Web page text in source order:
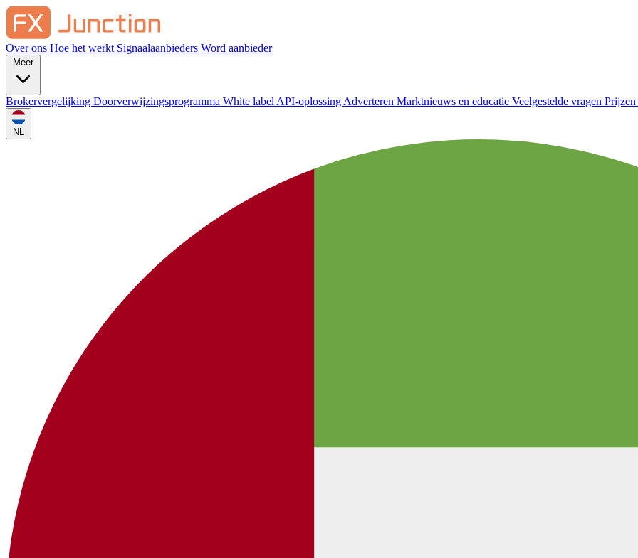
Over ons Hoe het werkt Signaalaanbieders Word aanbieder
Meer
Brokervergelijking Doorverwijzingsprogramma White label API-oplossing Adverteren Marktnieuws en educatie Veelgestelde vragen Prijzen
NL